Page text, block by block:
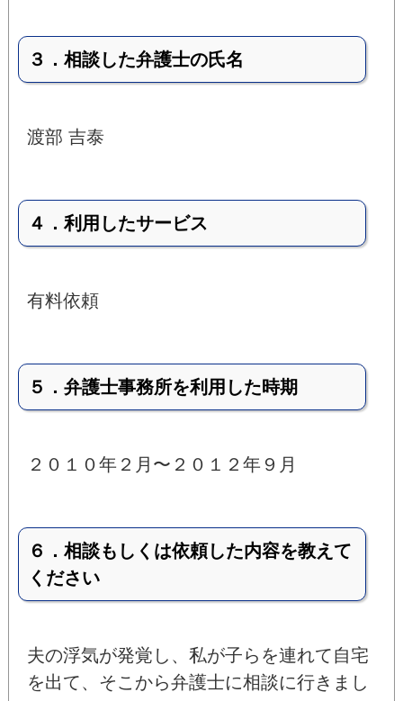
３．相談した弁護士の氏名
渡部 吉泰
４．利用したサービス
有料依頼
５．弁護士事務所を利用した時期
２０１０年２月〜２０１２年９月
６．相談もしくは依頼した内容を教えて
ください
夫の浮気が発覚し、私が子らを連れて自宅
を出て、そこから弁護士に相談に行きまし